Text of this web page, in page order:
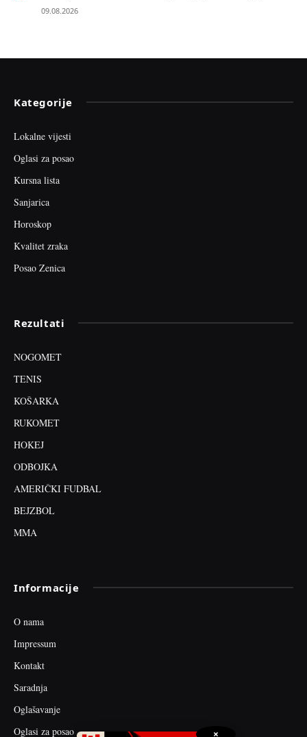
09.08.2026
Kategorije
Lokalne vijesti
Oglasi za posao
Kursna lista
Sanjarica
Horoskop
Kvalitet zraka
Posao Zenica
Rezultati
NOGOMET
TENIS
KOŠARKA
RUKOMET
HOKEJ
ODBOJKA
AMERIČKI FUDBAL
BEJZBOL
MMA
Informacije
O nama
Impressum
Kontakt
Saradnja
Oglašavanje
Oglasi za posao
×